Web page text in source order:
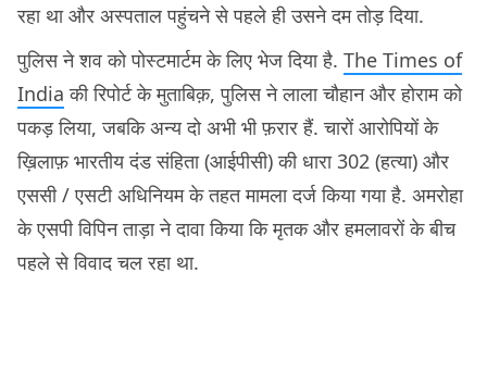
रहा था और अस्पताल पहुंचने से पहले ही उसने दम तोड़ दिया.
पुलिस ने शव को पोस्टमार्टम के लिए भेज दिया है. The Times of
India की रिपोर्ट के मुताबिक़, पुलिस ने लाला चौहान और होराम को
पकड़ लिया, जबकि अन्य दो अभी भी फ़रार हैं. चारों आरोपियों के
ख़िलाफ़ भारतीय दंड संहिता (आईपीसी) की धारा 302 (हत्या) और
एससी / एसटी अधिनियम के तहत मामला दर्ज किया गया है. अमरोहा
के एसपी विपिन ताड़ा ने दावा किया कि मृतक और हमलावरों के बीच
पहले से विवाद चल रहा था.